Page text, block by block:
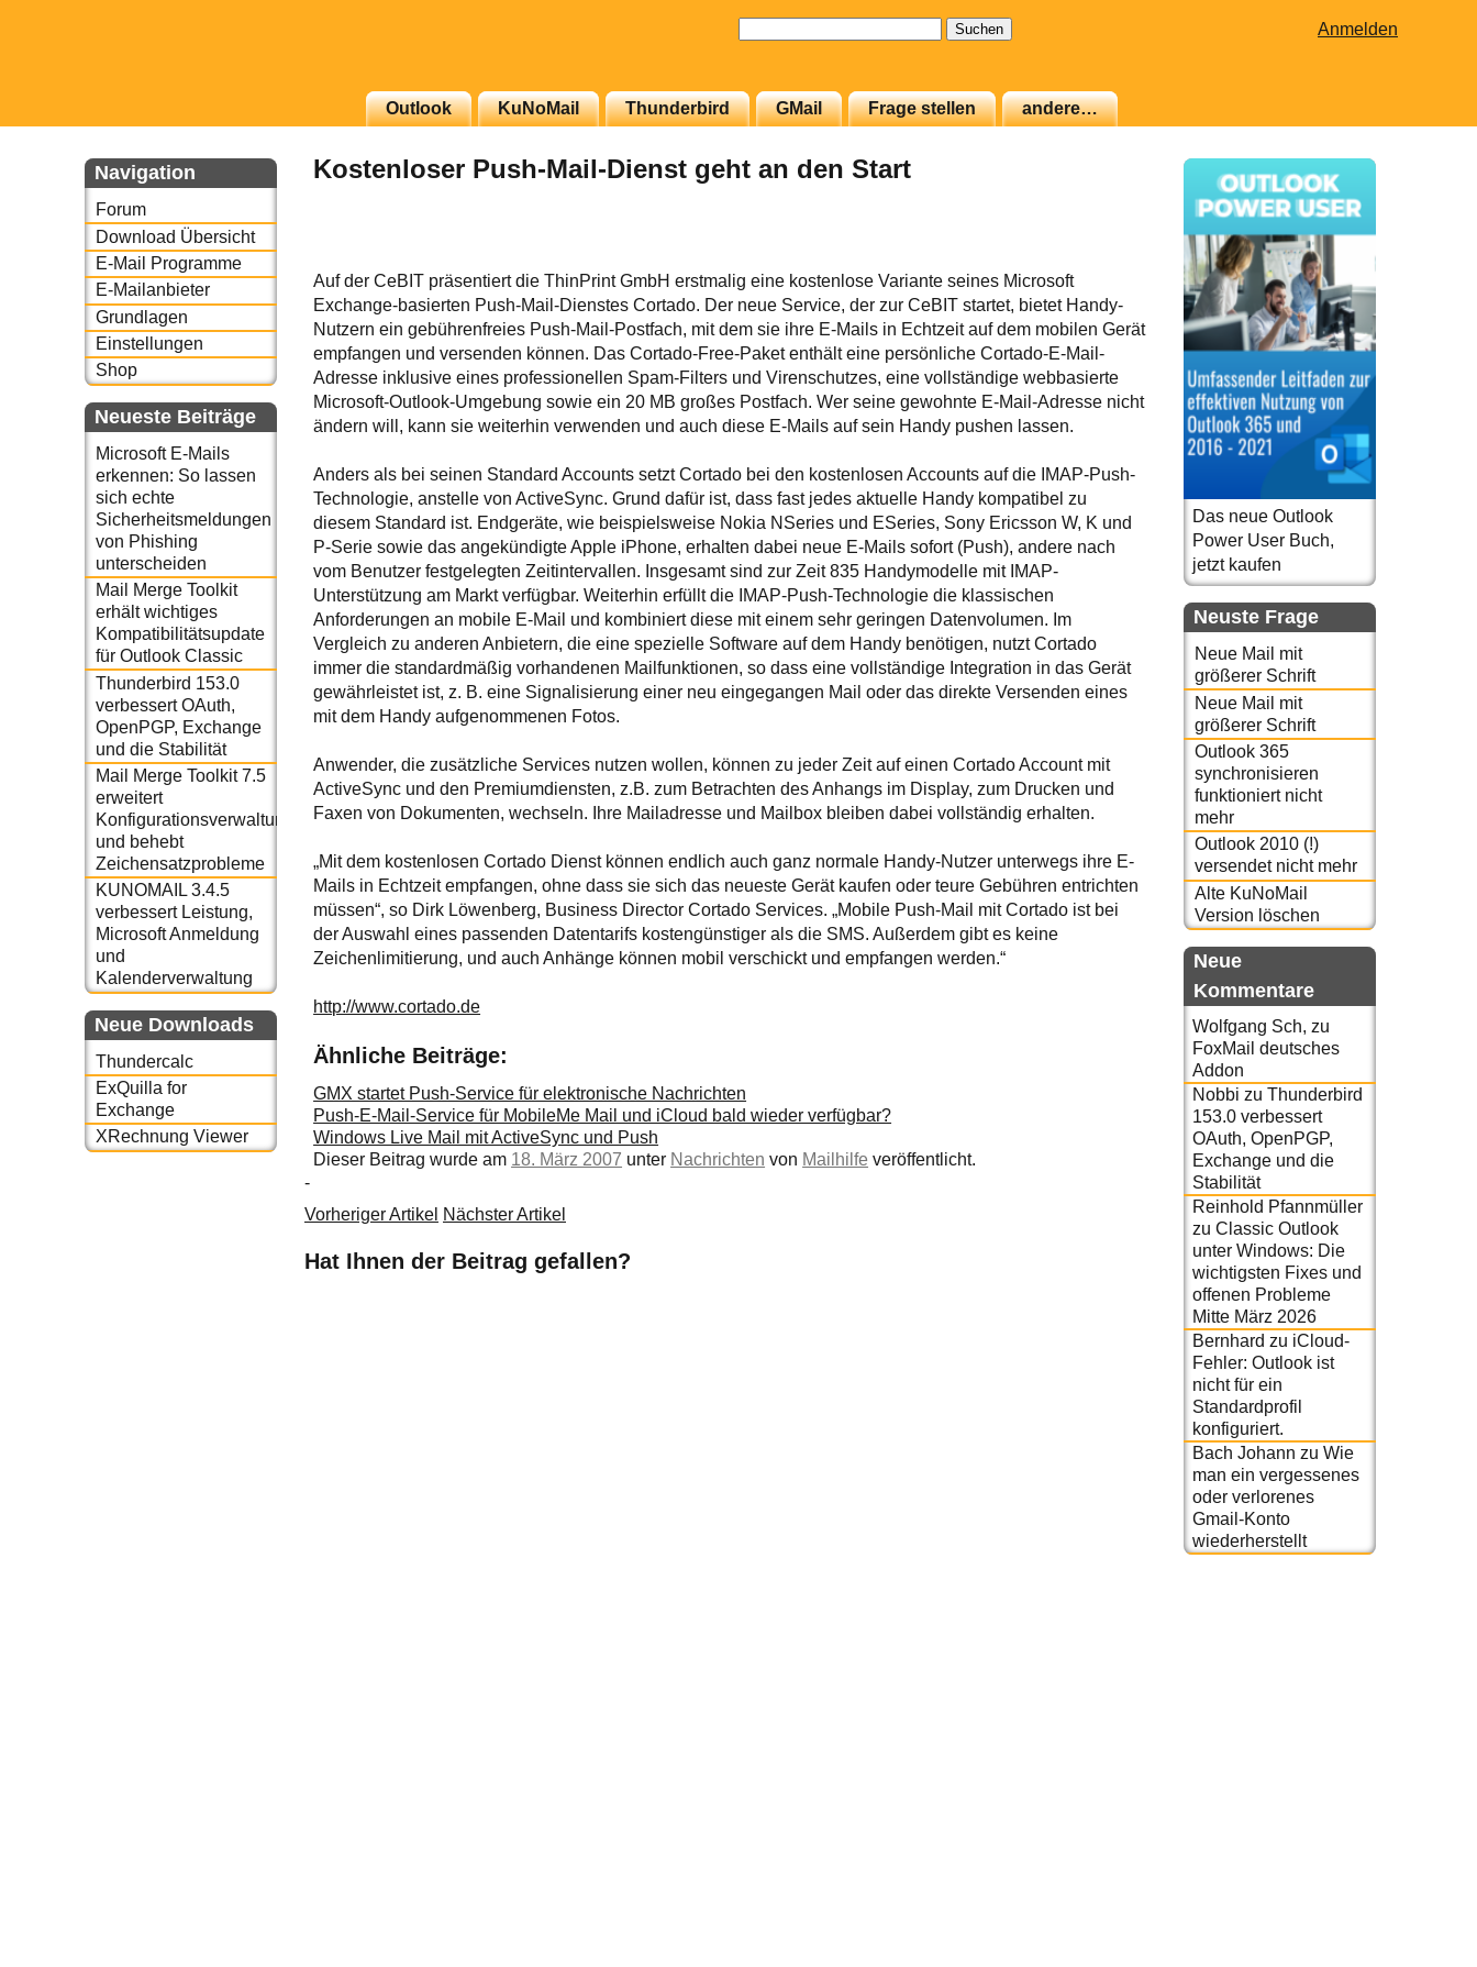
Anmelden
Outlook KuNoMail Thunderbird GMail Frage stellen andere…
Navigation
Forum
Download Übersicht
E-Mail Programme
E-Mailanbieter
Grundlagen
Einstellungen
Shop
Neueste Beiträge
Microsoft E-Mails
erkennen: So lassen
sich echte
Sicherheitsmeldungen
von Phishing
unterscheiden
Mail Merge Toolkit
erhält wichtiges
Kompatibilitätsupdate
für Outlook Classic
Thunderbird 153.0
verbessert OAuth,
OpenPGP, Exchange
und die Stabilität
Mail Merge Toolkit 7.5
erweitert
Konfigurationsverwaltung
und behebt
Zeichensatzprobleme
KUNOMAIL 3.4.5
verbessert Leistung,
Microsoft Anmeldung
und
Kalenderverwaltung
Neue Downloads
Thundercalc
ExQuilla for
Exchange
XRechnung Viewer
Kostenloser Push-Mail-Dienst geht an den Start
Auf der CeBIT präsentiert die ThinPrint GmbH erstmalig eine kostenlose Variante seines Microsoft
Exchange-basierten Push-Mail-Dienstes Cortado. Der neue Service, der zur CeBIT startet, bietet Handy-
Nutzern ein gebührenfreies Push-Mail-Postfach, mit dem sie ihre E-Mails in Echtzeit auf dem mobilen Gerät
empfangen und versenden können. Das Cortado-Free-Paket enthält eine persönliche Cortado-E-Mail-
Adresse inklusive eines professionellen Spam-Filters und Virenschutzes, eine vollständige webbasierte
Microsoft-Outlook-Umgebung sowie ein 20 MB großes Postfach. Wer seine gewohnte E-Mail-Adresse nicht
ändern will, kann sie weiterhin verwenden und auch diese E-Mails auf sein Handy pushen lassen.
Anders als bei seinen Standard Accounts setzt Cortado bei den kostenlosen Accounts auf die IMAP-Push-
Technologie, anstelle von ActiveSync. Grund dafür ist, dass fast jedes aktuelle Handy kompatibel zu
diesem Standard ist. Endgeräte, wie beispielsweise Nokia NSeries und ESeries, Sony Ericsson W, K und
P-Serie sowie das angekündigte Apple iPhone, erhalten dabei neue E-Mails sofort (Push), andere nach
vom Benutzer festgelegten Zeitintervallen. Insgesamt sind zur Zeit 835 Handymodelle mit IMAP-
Unterstützung am Markt verfügbar. Weiterhin erfüllt die IMAP-Push-Technologie die klassischen
Anforderungen an mobile E-Mail und kombiniert diese mit einem sehr geringen Datenvolumen. Im
Vergleich zu anderen Anbietern, die eine spezielle Software auf dem Handy benötigen, nutzt Cortado
immer die standardmäßig vorhandenen Mailfunktionen, so dass eine vollständige Integration in das Gerät
gewährleistet ist, z. B. eine Signalisierung einer neu eingegangen Mail oder das direkte Versenden eines
mit dem Handy aufgenommenen Fotos.
Anwender, die zusätzliche Services nutzen wollen, können zu jeder Zeit auf einen Cortado Account mit
ActiveSync und den Premiumdiensten, z.B. zum Betrachten des Anhangs im Display, zum Drucken und
Faxen von Dokumenten, wechseln. Ihre Mailadresse und Mailbox bleiben dabei vollständig erhalten.
„Mit dem kostenlosen Cortado Dienst können endlich auch ganz normale Handy-Nutzer unterwegs ihre E-
Mails in Echtzeit empfangen, ohne dass sie sich das neueste Gerät kaufen oder teure Gebühren entrichten
müssen“, so Dirk Löwenberg, Business Director Cortado Services. „Mobile Push-Mail mit Cortado ist bei
der Auswahl eines passenden Datentarifs kostengünstiger als die SMS. Außerdem gibt es keine
Zeichenlimitierung, und auch Anhänge können mobil verschickt und empfangen werden.“
http://www.cortado.de
Ähnliche Beiträge:
GMX startet Push-Service für elektronische Nachrichten
Push-E-Mail-Service für MobileMe Mail und iCloud bald wieder verfügbar?
Windows Live Mail mit ActiveSync und Push
Dieser Beitrag wurde am 18. März 2007 unter Nachrichten von Mailhilfe veröffentlicht.
-
Vorheriger Artikel Nächster Artikel
Hat Ihnen der Beitrag gefallen?
Das neue Outlook
Power User Buch,
jetzt kaufen
Neuste Frage
Neue Mail mit
größerer Schrift
Neue Mail mit
größerer Schrift
Outlook 365
synchronisieren
funktioniert nicht
mehr
Outlook 2010 (!)
versendet nicht mehr
Alte KuNoMail
Version löschen
Neue
Kommentare
Wolfgang Sch, zu
FoxMail deutsches
Addon
Nobbi zu Thunderbird
153.0 verbessert
OAuth, OpenPGP,
Exchange und die
Stabilität
Reinhold Pfannmüller
zu Classic Outlook
unter Windows: Die
wichtigsten Fixes und
offenen Probleme
Mitte März 2026
Bernhard zu iCloud-
Fehler: Outlook ist
nicht für ein
Standardprofil
konfiguriert.
Bach Johann zu Wie
man ein vergessenes
oder verlorenes
Gmail-Konto
wiederherstellt
oder auch